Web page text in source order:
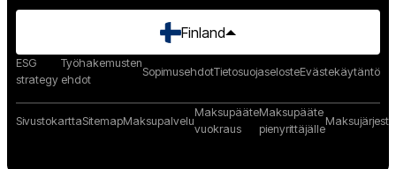
Finland
ESG
strategy
Työhakemusten
ehdot
SopimusehdotTietosuojaselosteEvästekäytäntö
SivustokarttaSitemapMaksupalvelu
Maksupääte
vuokraus
Maksupääte
pienyrittäjälle